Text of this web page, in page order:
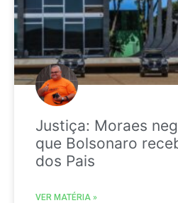
Justiça: Moraes
que Bolsonaro
dos Pais
VER MATÉRIA »